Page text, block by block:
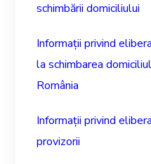
schimbării domiciliului
Informații privind
la schimbarea
România
Informații privind
provizorii